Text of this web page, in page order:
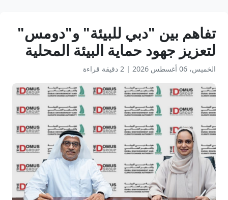
تفاهم بين "دبي للبيئة" و"دومس"
لتعزيز جهود حماية البيئة المحلية
الخميس، 06 أغسطس 2026 | 2 دقيقة قراءة